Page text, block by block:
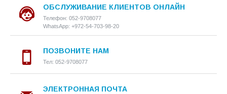
ОБСЛУЖИВАНИЕ КЛИЕНТОВ ОНЛАЙН
Телефон: 052-9708077
WhatsApp: +972-54-703-98-20
ПОЗВОНИТЕ НАМ
Тел: 052-9708077
ЭЛЕКТРОННАЯ ПОЧТА